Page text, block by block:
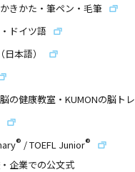
きかた・筆ペン・毛筆
ドイツ語
本語）
の健康教室・KUMONの脳トレ
® /TOEFL Junior®
企業での公文式